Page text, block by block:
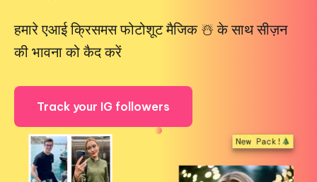
हमारे एआई क्रिसमस फोटोशूट मैजिक ☃️ के साथ सीज़न
की भावना को कैद करें
Track your IG followers